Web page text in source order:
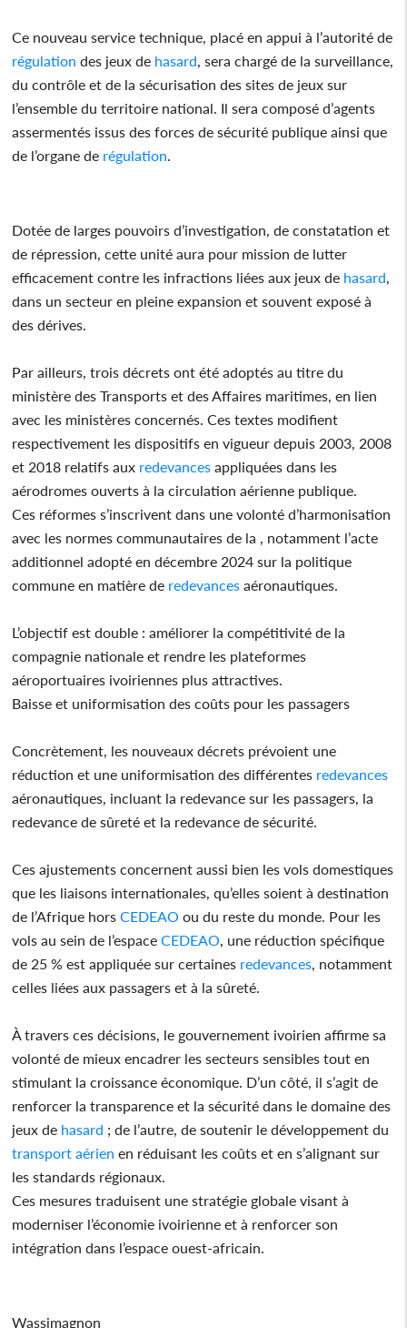
Ce nouveau service technique, placé en appui à l’autorité de
régulation des jeux de hasard , sera chargé de la surveillance,
du contrôle et de la sécurisation des sites de jeux sur
l’ensemble du territoire national. Il sera composé d’agents
assermentés issus des forces de sécurité publique ainsi que
de l’organe de régulation
Dotée de larges pouvoirs d’investigation, de constatation et
de répression, cette unité aura pour mission de lutter
efficacement contre les infractions liées aux jeux de hasard
dans un secteur en pleine expansion et souvent exposé à
des dérives.
Par ailleurs, trois décrets ont été adoptés au titre du
ministère des Transports et des Affaires maritimes, en lien
avec les ministères concernés. Ces textes modifient
respectivement les dispositifs en vigueur depuis 2003, 2008
et 2018 relatifs aux redevances appliquées dans les
aérodromes ouverts à la circulation aérienne publique.
Ces réformes s’inscrivent dans une volonté d’harmonisation
avec les normes communautaires de la , notamment l’acte
additionnel adopté en décembre 2024 sur la politique
commune en matière de redevances aéronautiques.
L’objectif est double : améliorer la compétitivité de la
compagnie nationale et rendre les plateformes
aéroportuaires ivoiriennes plus attractives.
Baisse et uniformisation des coûts pour les passagers
Concrètement, les nouveaux décrets prévoient une
réduction et une uniformisation des différentes redevances
aéronautiques, incluant la redevance sur les passagers, la
redevance de sûreté et la redevance de sécurité.
Ces ajustements concernent aussi bien les vols domestiques
que les liaisons internationales, qu’elles soient à destination
de l’Afrique hors CEDEAO ou du reste du monde. Pour les
vols au sein de l’espace CEDEAO , une réduction spécifique
de 25 % est appliquée sur certaines redevances , notamment
celles liées aux passagers et à la sûreté.
À travers ces décisions, le gouvernement ivoirien affirme sa
volonté de mieux encadrer les secteurs sensibles tout en
stimulant la croissance économique. D’un côté, il s’agit de
renforcer la transparence et la sécurité dans le domaine des
jeux de hasard ; de l’autre, de soutenir le développement du
transport aérien en réduisant les coûts et en s’alignant sur
les standards régionaux.
Ces mesures traduisent une stratégie globale visant à
moderniser l’économie ivoirienne et à renforcer son
intégration dans l’espace ouest-africain.
Wassimagnon